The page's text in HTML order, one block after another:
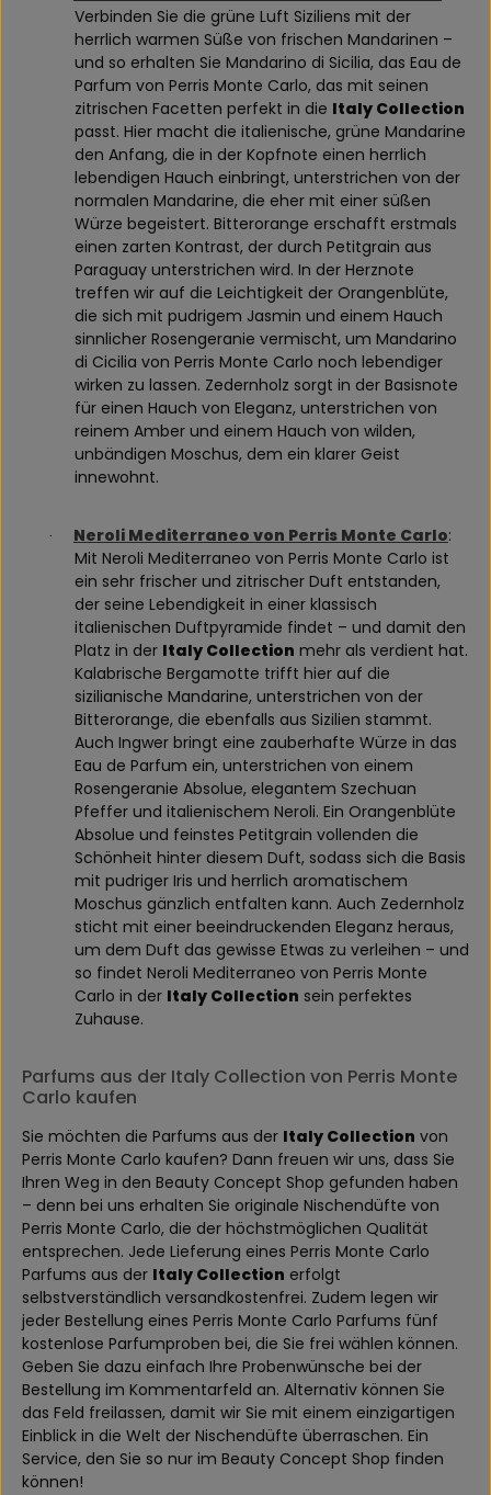
Verbinden Sie die grüne Luft Siziliens mit der
herrlich warmen Süße von frischen Mandarinen –
und so erhalten Sie Mandarino di Sicilia, das Eau de
Parfum von Perris Monte Carlo, das mit seinen
zitrischen Facetten perfekt in die Italy Collection
passt. Hier macht die italienische, grüne Mandarine
den Anfang, die in der Kopfnote einen herrlich
lebendigen Hauch einbringt, unterstrichen von der
normalen Mandarine, die eher mit einer süßen
Würze begeistert. Bitterorange erschafft erstmals
einen zarten Kontrast, der durch Petitgrain aus
Paraguay unterstrichen wird. In der Herznote
treffen wir auf die Leichtigkeit der Orangenblüte,
die sich mit pudrigem Jasmin und einem Hauch
sinnlicher Rosengeranie vermischt, um Mandarino
di Cicilia von Perris Monte Carlo noch lebendiger
wirken zu lassen. Zedernholz sorgt in der Basisnote
für einen Hauch von Eleganz, unterstrichen von
reinem Amber und einem Hauch von wilden,
unbändigen Moschus, dem ein klarer Geist
innewohnt.
· Neroli Mediterraneo von Perris Monte Carlo:
Mit Neroli Mediterraneo von Perris Monte Carlo ist
ein sehr frischer und zitrischer Duft entstanden,
der seine Lebendigkeit in einer klassisch
italienischen Duftpyramide findet – und damit den
Platz in der Italy Collection mehr als verdient hat.
Kalabrische Bergamotte trifft hier auf die
sizilianische Mandarine, unterstrichen von der
Bitterorange, die ebenfalls aus Sizilien stammt.
Auch Ingwer bringt eine zauberhafte Würze in das
Eau de Parfum ein, unterstrichen von einem
Rosengeranie Absolue, elegantem Szechuan
Pfeffer und italienischem Neroli. Ein Orangenblüte
Absolue und feinstes Petitgrain vollenden die
Schönheit hinter diesem Duft, sodass sich die Basis
mit pudriger Iris und herrlich aromatischem
Moschus gänzlich entfalten kann. Auch Zedernholz
sticht mit einer beeindruckenden Eleganz heraus,
um dem Duft das gewisse Etwas zu verleihen – und
so findet Neroli Mediterraneo von Perris Monte
Carlo in der Italy Collection sein perfektes
Zuhause.
Parfums aus der Italy Collection von Perris Monte
Carlo kaufen
Sie möchten die Parfums aus der Italy Collection von
Perris Monte Carlo kaufen? Dann freuen wir uns, dass Sie
Ihren Weg in den Beauty Concept Shop gefunden haben
– denn bei uns erhalten Sie originale Nischendüfte von
Perris Monte Carlo, die der höchstmöglichen Qualität
entsprechen. Jede Lieferung eines Perris Monte Carlo
Parfums aus der Italy Collection erfolgt
selbstverständlich versandkostenfrei. Zudem legen wir
jeder Bestellung eines Perris Monte Carlo Parfums fünf
kostenlose Parfumproben bei, die Sie frei wählen können.
Geben Sie dazu einfach Ihre Probenwünsche bei der
Bestellung im Kommentarfeld an. Alternativ können Sie
das Feld freilassen, damit wir Sie mit einem einzigartigen
Einblick in die Welt der Nischendüfte überraschen. Ein
Service, den Sie so nur im Beauty Concept Shop finden
können!